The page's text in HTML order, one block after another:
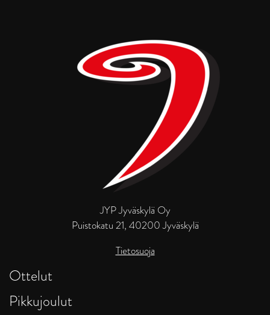
JYP Jyväskylä Oy
Puistokatu 21, 40200 Jyväskylä
Tietosuoja
Ottelut
Pikkujoulut